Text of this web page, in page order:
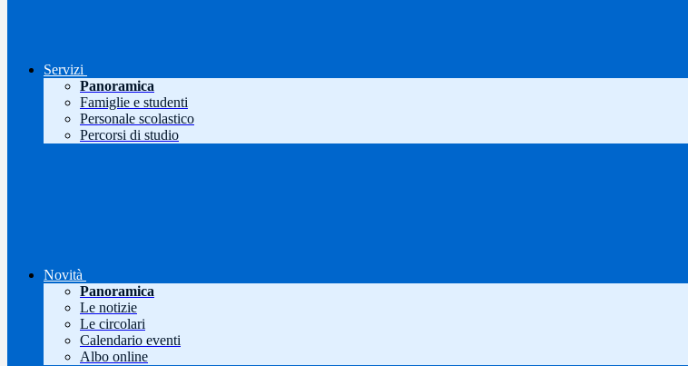
Servizi
Panoramica
Famiglie e studenti
Personale scolastico
Percorsi di studio
Novità
Panoramica
Le notizie
Le circolari
Calendario eventi
Albo online